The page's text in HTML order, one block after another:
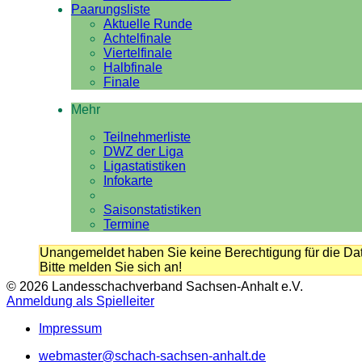
Paarungsliste
Aktuelle Runde
Achtelfinale
Viertelfinale
Halbfinale
Finale
Mehr
Teilnehmerliste
DWZ der Liga
Ligastatistiken
Infokarte
Saisonstatistiken
Termine
Unangemeldet haben Sie keine Berechtigung für die
Bitte melden Sie sich an!
© 2026 Landesschachverband Sachsen-Anhalt e.V.
Anmeldung als Spielleiter
Impressum
webmaster@schach-sachsen-anhalt.de